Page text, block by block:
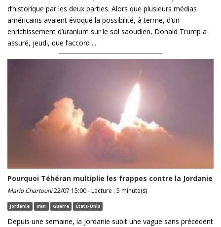
d’historique par les deux parties. Alors que plusieurs médias
américains avaient évoqué la possibilité, à terme, d’un
enrichissement d’uranium sur le sol saoudien, Donald Trump a
assuré, jeudi, que l’accord ...
Pourquoi Téhéran multiplie les frappes contre la Jordanie
Mario Chartouni22/07 15:00 - Lecture : 5 minute(s)
Jordanie Iran Guerre États-Unis
Depuis une semaine, la Jordanie subit une vague sans précédent